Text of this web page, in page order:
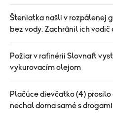
Šteniatka našli v rozpálenej
bez vody. Zachránil ich vodič
Požiar v rafinérii Slovnaft
vykurovacím olejom
Plačúce dievčatko (4)
nechal doma samé s